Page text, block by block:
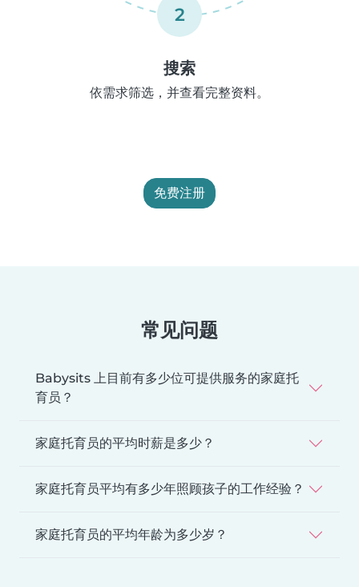
2
搜索
依需求筛选，并查看完整资料。
免费注册
常见问题
Babysits 上目前有多少位可提供服务的家庭托
育员？
家庭托育员的平均时薪是多少？
家庭托育员平均有多少年照顾孩子的工作经验？
家庭托育员的平均年龄为多少岁？